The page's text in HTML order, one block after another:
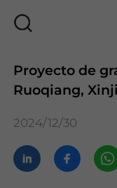
Proyecto de
Ruoqiang,
2024/12/30